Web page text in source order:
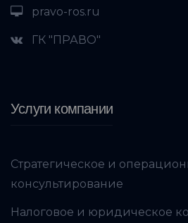
pravo-ros.ru
ГК "ПРАВО"
Услуги компании
Стратегическое и
консультирование
Налоговое и юридическое